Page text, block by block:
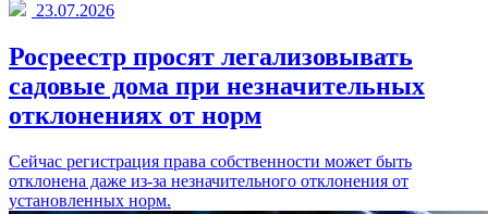
23.07.2026
Росреестр просят легализовывать
садовые дома при незначительных
отклонениях от норм
Сейчас регистрация права собственности может быть
отклонена даже из-за незначительного отклонения от
установленных норм.